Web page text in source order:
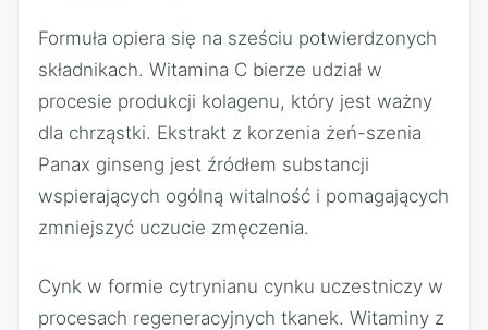
Formuła opiera się na sześciu potwierdzonych
składnikach. Witamina C bierze udział w
procesie produkcji kolagenu, który jest ważny
dla chrząstki. Ekstrakt z korzenia żeń-szenia
Panax ginseng jest źródłem substancji
wspierających ogólną witalność i pomagających
zmniejszyć uczucie zmęczenia.
Cynk w formie cytrynianu cynku uczestniczy w
procesach regeneracyjnych tkanek. Witaminy z